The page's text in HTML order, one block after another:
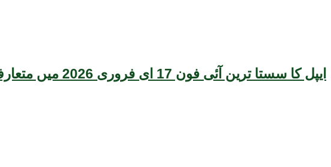
ایپل کا سستا ترین آئی فون 17 ای فروری 2026 میں متعارف ہونے کا امکان، قیمت بھی سامنے آگئی